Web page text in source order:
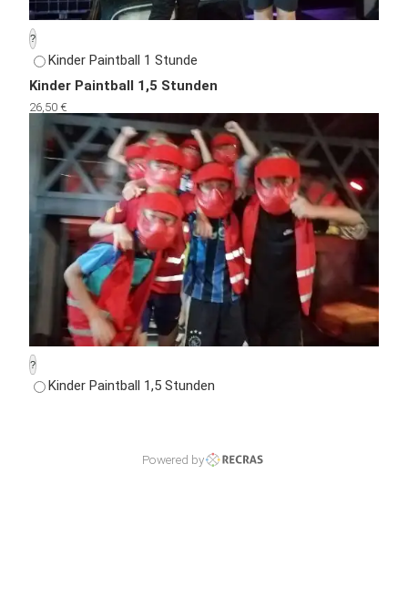
?
Kinder Paintball 1 Stunde
Kinder Paintball 1,5 Stunden
26,50 €
?
Kinder Paintball 1,5 Stunden
Powered by